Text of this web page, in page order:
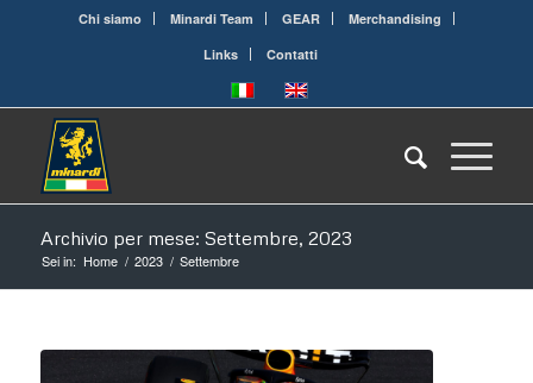
Chi siamo Minardi Team GEAR
Merchandising
Links
Contatti
Archivio per mese: Settembre, 2023
Sei in: Home / 2023 / Settembre